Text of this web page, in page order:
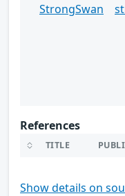
StrongSwan
References
TITLE
Show details on